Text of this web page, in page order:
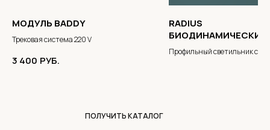
МОДУЛЬ BADDY
Трековая система 220 V
3 400 РУБ.
RADIUS
БИОДИНАМИЧЕСКИЙ
Профильный светильник с
ПОЛУЧИТЬ КАТАЛОГ